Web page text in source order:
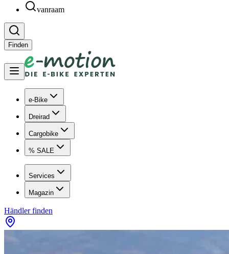
vanraam
Finden
e-Bike
Dreirad
Cargobike
% SALE
Services
Magazin
Händler finden